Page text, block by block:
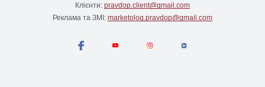
Клієнти: pravdop.client@gmail.com
Реклама та ЗМІ: marketolog.pravdop@gmail.com